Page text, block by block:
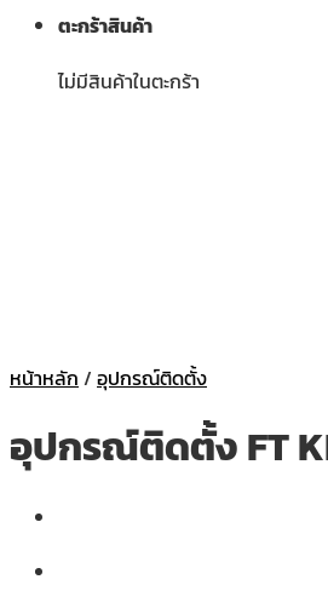
ตะกร้าสินค้า
ไม่มีสินค้าในตะกร้า
หน้าหลัก / อุปกรณ์ติดตั้ง
อุปกรณ์ติดตั้ง FT